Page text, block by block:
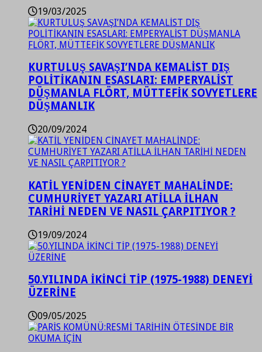
19/03/2025
KURTULUŞ SAVAŞI’NDA KEMALİST DIŞ
POLİTİKANIN ESASLARI: EMPERYALİST
DÜŞMANLA FLÖRT, MÜTTEFİK SOVYETLERE
DÜŞMANLIK
20/09/2024
KATİL YENİDEN CİNAYET MAHALİNDE:
CUMHURİYET YAZARI ATİLLA İLHAN
TARİHİ NEDEN VE NASIL ÇARPITIYOR ?
19/09/2024
50.YILINDA İKİNCİ TİP (1975-1988) DENEYİ
ÜZERİNE
09/05/2025